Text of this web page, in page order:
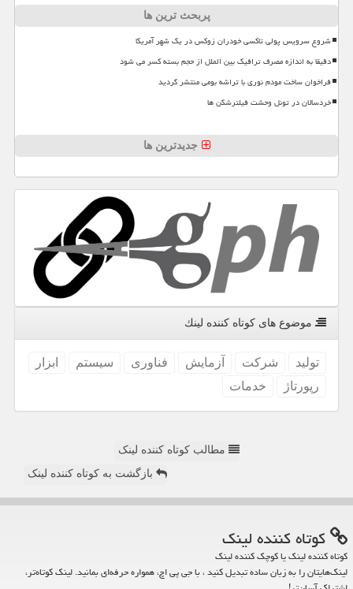
پربحث ترین ها
شروع سرویس پولی تاکسی خودران زوکس در یک شهر آمریکا
دقیقا به اندازه مصرف ترافیک بین الملل از حجم بسته کسر می شود
فراخوان ساخت مودم نوری با تراشه بومی منتشر گردید
خردسالان در تونل وحشت فیلترشکن ها
جدیدترین ها
موضوع های كوتاه كننده لینك
تولید شركت آزمایش فناوری سیستم
ابزار
رپورتاژ
خدمات
مطالب کوتاه کننده لینک
بازگشت به کوتاه کننده لینک
كوتاه كننده لینك
کوتاه کننده لینک یا کوچک کننده لینک
لینک‌هایتان را به زبان ساده تبدیل کنید ، با جی پی اچ، همواره حرفه‌ای بمانید. لینک کوتاه‌تر،